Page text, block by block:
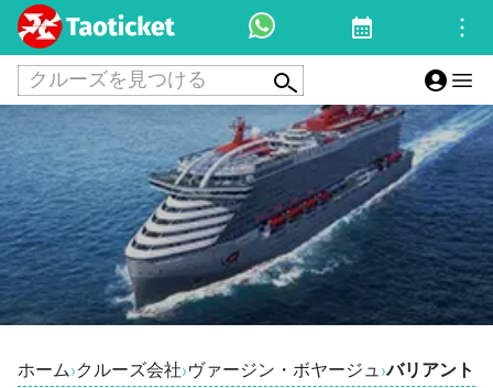
クルーズを見つける
ホーム›クルーズ会社›ヴァージン・ボヤージュ›バリアント